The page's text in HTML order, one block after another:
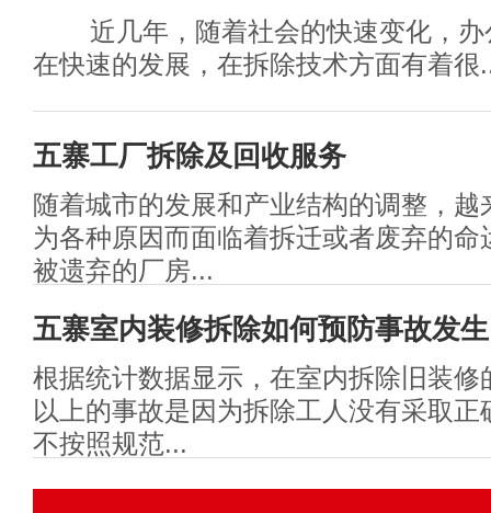
近几年，随着社会的快速变化，办
在快速的发展，在拆除技术方面有着很
五寨工厂拆除及回收服务
随着城市的发展和产业结构的调整，越
为各种原因而面临着拆迁或者废弃的命
被遗弃的厂房...
五寨室内装修拆除如何预防事故发
根据统计数据显示，在室内拆除旧装修
以上的事故是因为拆除工人没有采取正
不按照规范...